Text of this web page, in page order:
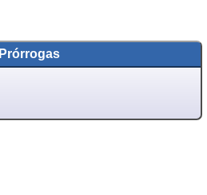
Prórrogas